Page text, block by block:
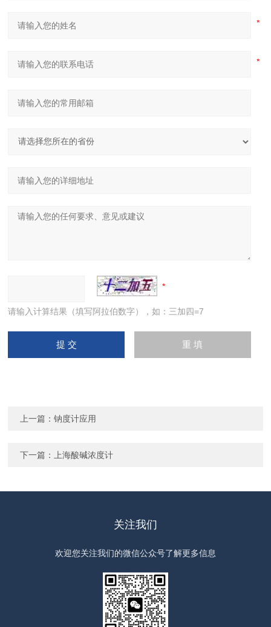
请输入计算结果（填写阿拉伯数字），如：三加四=7
上一篇：钠度计应用
下一篇： 上海酸碱浓度计
关注我们
欢迎您关注我们的微信公众号了解更多信息